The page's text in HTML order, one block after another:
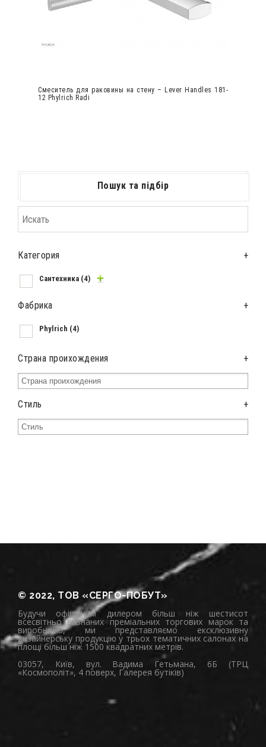
Смеситель для раковины на стену – Lever Handles 181-
12 Phylrich Radi
Пошук та підбір
Категория +
Сантехника (4)
Фабрика +
Phylrich (4)
Страна проихождения +
Стиль +
© 2022, ТОВ «СЕРГО-ПОБУТ»
Будучи офіційним дилером більш ніж шестисот
всесвітньо визнаних преміальних торгових марок та
виробників, ми представляємо ексклюзивну
дизайнерську продукцію у трьох тематичних салонах на
площі більш ніж 1500 квадратних метрів.
03057, Київ, вул. Вадима Гетьмана, 6Б (ТРЦ
«Космополіт», 4 поверх, Галерея бутіків)